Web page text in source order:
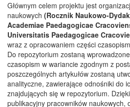
Głównym celem projektu jest
naukowych (Rocznik Naukowo-
Academiae Paedagogicae
Universitatis Paedagogicae
wraz z opracowaniem części
Do repozytorium zostaną
czasopism w wariancie zgodnym z
poszczególnych artykułów zostaną
analityczne, zawierające odnośniki do
znajdujących się w repozytorium.
publikacyjny pracowników naukowych,